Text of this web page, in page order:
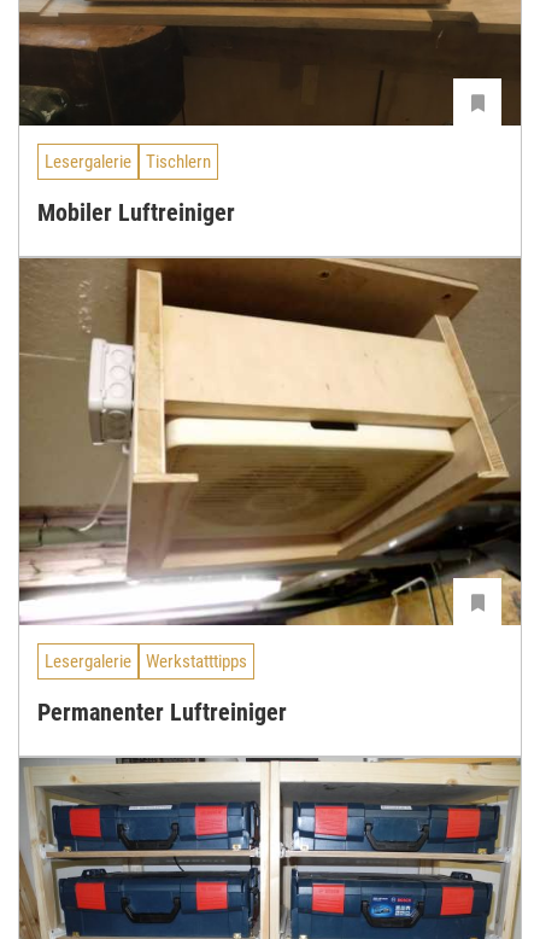
Lesergalerie Tischlern
Mobiler Luftreiniger
Lesergalerie Werkstatttipps
Permanenter Luftreiniger